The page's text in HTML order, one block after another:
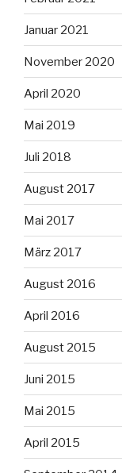
Januar 2021
November 2020
April 2020
Mai 2019
Juli 2018
August 2017
Mai 2017
März 2017
August 2016
April 2016
August 2015
Juni 2015
Mai 2015
April 2015